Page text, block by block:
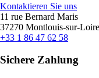
Kontaktieren Sie uns
11 rue Bernard Maris
37270 Montlouis-sur-
+33 1 86 47 62 58
Sichere Zahlung